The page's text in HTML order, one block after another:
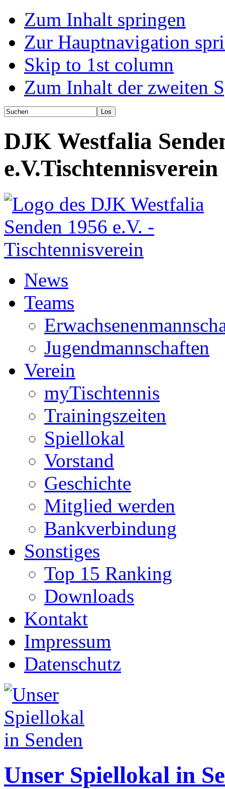
Zum Inhalt springen
Zur Hauptnavigation
Skip to 1st column
Zum Inhalt der zweiten
DJK Westfalia
e.V.Tischtennisverein
News
Teams
Jugendmannschaften
Verein
myTischtennis
Trainingszeiten
Spiellokal
Vorstand
Geschichte
Mitglied werden
Bankverbindung
Sonstiges
Top 15 Ranking
Downloads
Kontakt
Impressum
Datenschutz
Unser Spiellokal in